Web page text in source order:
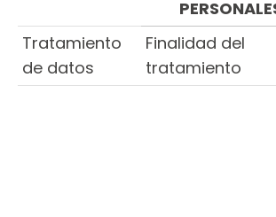
Tratamiento
de datos
Finalidad del
tratamiento